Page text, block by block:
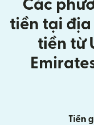
Các
tiền tại
tiền từ
Tiền